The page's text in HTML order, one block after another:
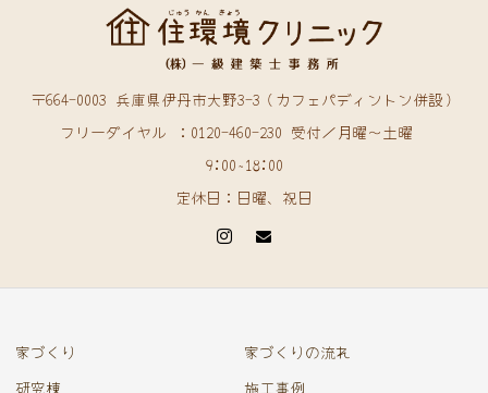
〒664-0003 兵庫県伊丹市大野3-3（カフェパディントン併設）
フリーダイヤル ：0120-460-230 受付／月曜〜土曜
9:00~18:00
定休日：日曜、祝日
家づくり
家づくりの流れ
研究棟
施工事例